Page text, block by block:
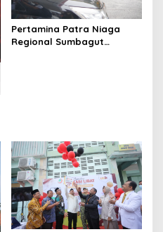
Pertamina Patra Niaga
Regional Sumbagut